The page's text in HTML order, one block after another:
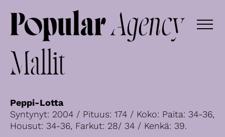
Mallit
Peppi-Lotta
Syntynyt: 2004 / Pituus: 174 / Koko: Paita: 34-36,
Housut: 34-36, Farkut: 28/ 34 / Kenkä: 39.